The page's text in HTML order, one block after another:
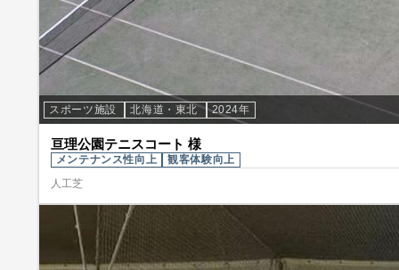
スポーツ施設 北海道・東北 2024年
亘理公園テニスコート 様
メンテナンス性向上
観客体験向上
人工芝